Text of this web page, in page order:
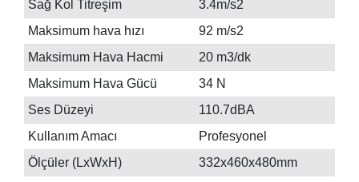
Sağ Kol Titreşim
3.4m/s2
Maksimum hava hızı
92 m/s2
Maksimum Hava Hacmi
20 m3/dk
Maksimum Hava Gücü
34 N
Ses Düzeyi
110.7dBA
Kullanım Amacı
Profesyonel
Ölçüler (LxWxH)
332x460x480mm